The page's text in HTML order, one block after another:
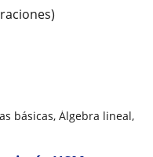
básicas, Álgebra lineal,